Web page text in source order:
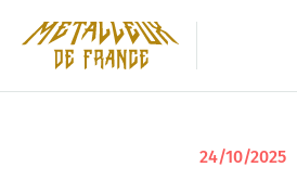
24/10/2025